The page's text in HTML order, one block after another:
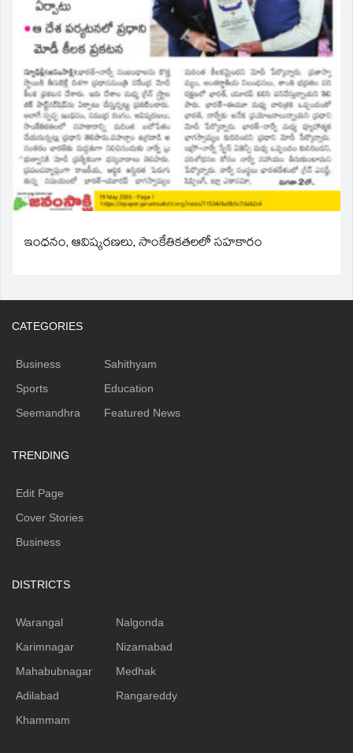
ఇంధనం, ఆవిష్కరణలు, సాంకేతికతలలో సహకారం
CATEGORIES
Business
Sports
Seemandhra
Sahithyam
Education
Featured News
TRENDING
Edit Page
Cover Stories
Business
DISTRICTS
Warangal
Karimnagar
Mahabubnagar
Adilabad
Khammam
Nalgonda
Nizamabad
Medhak
Rangareddy